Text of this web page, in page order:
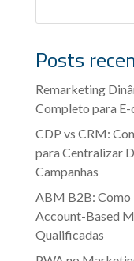
Posts
Remarketing
Completo para E-
CDP vs CRM:
para Centralizar
Campanhas
ABM B2B: Como
Account-Based
Qualificadas